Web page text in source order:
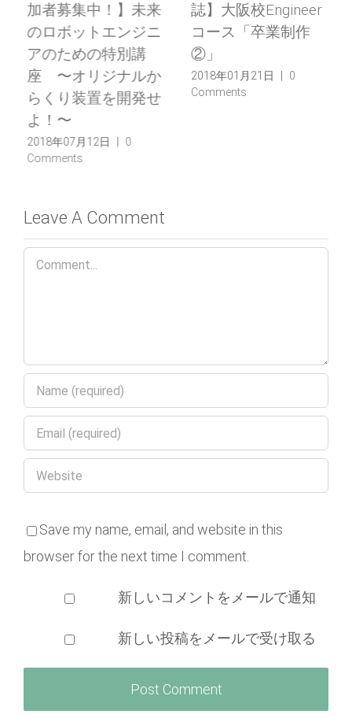
加者募集中！】未来
のロボットエンジニ
アのための特別講
座 〜オリジナルか
らくり装置を開発せ
よ！〜
2018年07月12日
0
Comments
誌】大阪校Engineer
コース「卒業制作
②」
2018年01月21日
0
Comments
Leave A Comment
Comment
Save my name, email, and website in this
browser for the next time I comment.
新しいコメントをメールで通知
新しい投稿をメールで受け取る